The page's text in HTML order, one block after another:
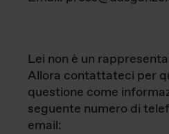
Lei non è un
Allora contattateci per
questione come
seguente numero di
email: